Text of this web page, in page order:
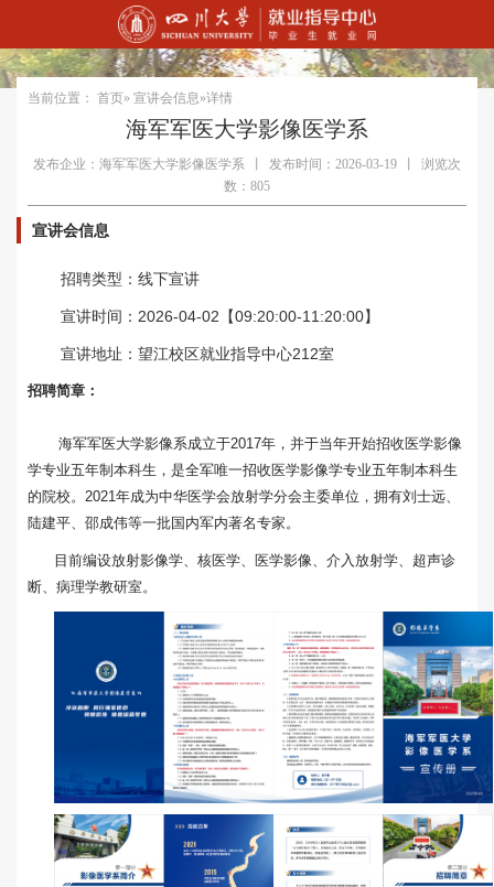
当前位置： 首页» 宣讲会信息»详情
海军军医大学影像医学系
发布企业：海军军医大学影像医学系 发布时间：2026-03-19
浏览次
数：805
宣讲会信息
招聘类型：线下宣讲
宣讲时间：2026-04-02【09:20:00-11:20:00】
宣讲地址：望江校区就业指导中心212室
招聘简章：
海军军医大学影像系成立于2017年，并于当年开始招收医学影像
学专业五年制本科生，是全军唯一招收医学影像学专业五年制本科生
的院校。2021年成为中华医学会放射学分会主委单位，拥有刘士远、
陆建平、邵成伟等一批国内军内著名专家。
目前编设放射影像学、核医学、医学影像、介入放射学、超声诊
断、病理学教研室。